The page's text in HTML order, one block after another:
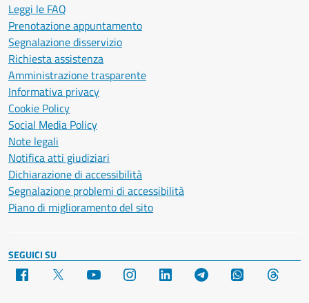
Leggi le FAQ
Prenotazione appuntamento
Segnalazione disservizio
Richiesta assistenza
Amministrazione trasparente
Informativa privacy
Cookie Policy
Social Media Policy
Note legali
Notifica atti giudiziari
Dichiarazione di accessibilità
Segnalazione problemi di accessibilità
Piano di miglioramento del sito
SEGUICI SU
Facebook YouTube Instagram LinkedIn Telegram WhatsApp